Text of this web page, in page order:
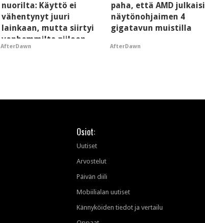
nuorilta: Käyttö ei
vähentynyt juuri
lainkaan, mutta siirtyi
vanhemmilta piiloon
AfterDawn
paha, että AMD julkaisi
näytönohjaimen 4
gigatavun muistilla
AfterDawn
Osiot:
Uutiset
Arvostelut
Päivän diili
Mobiilialan uutiset
Kännyköiden tiedot ja vertailu